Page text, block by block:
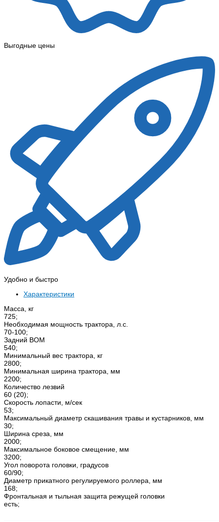
Выгодные цены
Удобно и быстро
Характеристики
Масса, кг
725;
Необходимая мощность трактора, л.с.
70-100;
Задний ВОМ
540;
Минимальный вес трактора, кг
2800;
Минимальная ширина трактора, мм
2200;
Количество лезвий
60 (20);
Скорость лопасти, м/сек
53;
Максимальный диаметр скашивания травы и кустарников, мм
30;
Ширина среза, мм
2000;
Максимальное боковое смещение, мм
3200;
Угол поворота головки, градусов
60/90;
Диаметр прикатного регулируемого роллера, мм
168;
Фронтальная и тыльная защита режущей головки
есть;